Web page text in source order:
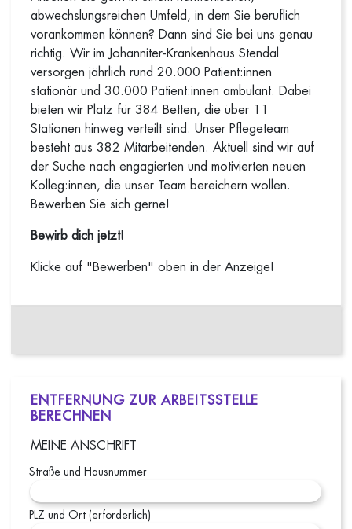
abwechslungsreichen Umfeld, in dem Sie beruflich
vorankommen können? Dann sind Sie bei uns genau
richtig. Wir im Johanniter-Krankenhaus Stendal
versorgen jährlich rund 20.000 Patient:innen
stationär und 30.000 Patient:innen ambulant. Dabei
bieten wir Platz für 384 Betten, die über 11
Stationen hinweg verteilt sind. Unser Pflegeteam
besteht aus 382 Mitarbeitenden. Aktuell sind wir auf
der Suche nach engagierten und motivierten neuen
Kolleg:innen, die unser Team bereichern wollen.
Bewerben Sie sich gerne!
Bewirb dich jetzt!
Klicke auf "Bewerben" oben in der Anzeige!
ENTFERNUNG ZUR ARBEITSSTELLE
BERECHNEN
MEINE ANSCHRIFT
Straße und Hausnummer
PLZ und Ort (erforderlich)